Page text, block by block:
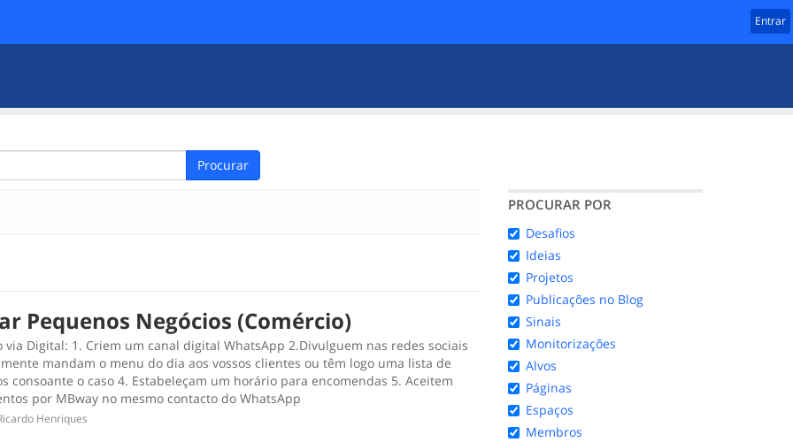
Entrar
Procurar
PROCURAR POR
Desafios
Ideias
Projetos
Publicações no Blog
Sinais
Monitorizações
Alvos
Páginas
Espaços
Membros
Pequenos Negócios (Comércio)
via Digital: 1. Criem um canal digital WhatsApp 2.Divulguem nas redes sociais
mandam o menu do dia aos vossos clientes ou têm logo uma lista de
consoante o caso 4. Estabeleçam um horário para encomendas 5. Aceitem
por MBway no mesmo contacto do WhatsApp
Henriques